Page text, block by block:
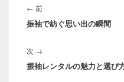
稿
ナ
ゲ
ー
シ
← 前前
の
振袖で紡ぐ思い出の瞬間
次 →
の
振袖レンタルの魅力と選び